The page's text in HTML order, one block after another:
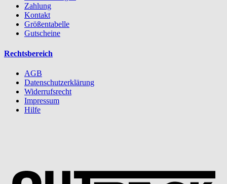
Zahlung
Kontakt
Größentabelle
Gutscheine
Rechtsbereich
AGB
Datenschutzerklärung
Widerrufsrecht
Impressum
Hilfe